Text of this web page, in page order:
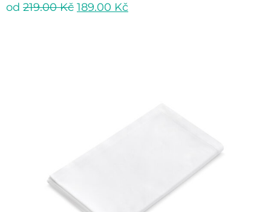
od 219.00Kč 189.00 Kč